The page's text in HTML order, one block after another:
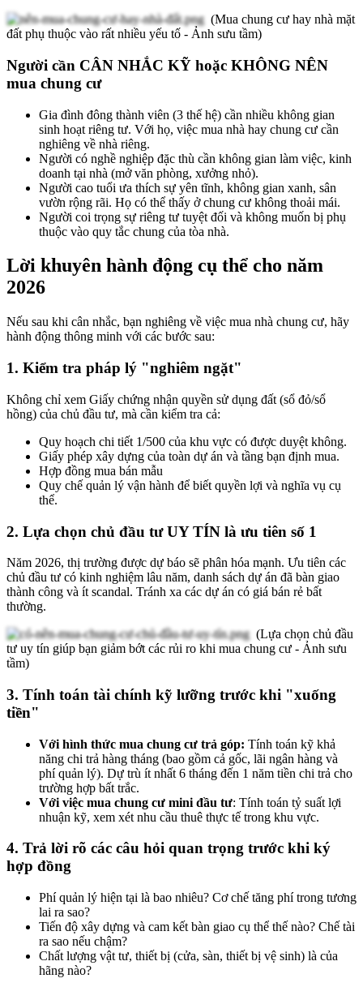
(Mua chung cư hay nhà mặt
đất phụ thuộc vào rất nhiều yếu tố - Ảnh sưu tầm)
Người cần CÂN NHẮC KỸ hoặc KHÔNG NÊN
mua chung cư
Gia đình đông thành viên (3 thế hệ) cần nhiều không gian
sinh hoạt riêng tư. Với họ, việc mua nhà hay chung cư cần
nghiêng về nhà riêng.
Người có nghề nghiệp đặc thù cần không gian làm việc, kinh
doanh tại nhà (mở văn phòng, xưởng nhỏ).
Người cao tuổi ưa thích sự yên tĩnh, không gian xanh, sân
vườn rộng rãi. Họ có thể thấy ở chung cư không thoải mái.
Người coi trọng sự riêng tư tuyệt đối và không muốn bị phụ
thuộc vào quy tắc chung của tòa nhà.
Lời khuyên hành động cụ thể cho năm
2026
Nếu sau khi cân nhắc, bạn nghiêng về việc mua nhà chung cư, hãy
hành động thông minh với các bước sau:
1. Kiểm tra pháp lý "nghiêm ngặt"
Không chỉ xem Giấy chứng nhận quyền sử dụng đất (sổ đỏ/sổ
hồng) của chủ đầu tư, mà cần kiểm tra cả:
Quy hoạch chi tiết 1/500 của khu vực có được duyệt không.
Giấy phép xây dựng của toàn dự án và tầng bạn định mua.
Hợp đồng mua bán mẫu
Quy chế quản lý vận hành để biết quyền lợi và nghĩa vụ cụ
thể.
2. Lựa chọn chủ đầu tư UY TÍN là ưu tiên số 1
Năm 2026, thị trường được dự báo sẽ phân hóa mạnh. Ưu tiên các
chủ đầu tư có kinh nghiệm lâu năm, danh sách dự án đã bàn giao
thành công và ít scandal. Tránh xa các dự án có giá bán rẻ bất
thường.
(Lựa chọn chủ đầu
tư uy tín giúp bạn giảm bớt các rủi ro khi mua chung cư - Ảnh sưu
tầm)
3. Tính toán tài chính kỹ lưỡng trước khi "xuống
tiền"
Với hình thức mua chung cư trả góp: Tính toán kỹ khả
năng chi trả hàng tháng (bao gồm cả gốc, lãi ngân hàng và
phí quản lý). Dự trù ít nhất 6 tháng đến 1 năm tiền chi trả cho
trường hợp bất trắc.
Với việc mua chung cư mini đầu tư: Tính toán tỷ suất lợi
nhuận kỹ, xem xét nhu cầu thuê thực tế trong khu vực.
4. Trả lời rõ các câu hỏi quan trọng trước khi ký
hợp đồng
Phí quản lý hiện tại là bao nhiêu? Cơ chế tăng phí trong tương
lai ra sao?
Tiến độ xây dựng và cam kết bàn giao cụ thể thế nào? Chế tài
ra sao nếu chậm?
Chất lượng vật tư, thiết bị (cửa, sàn, thiết bị vệ sinh) là của
hãng nào?